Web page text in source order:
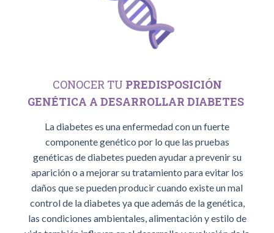
CONOCER TU PREDISPOSICIÓN
GENÉTICA A DESARROLLAR DIABETES
La diabetes es una enfermedad con un fuerte
componente genético por lo que las pruebas
genéticas de diabetes pueden ayudar a prevenir su
aparición o a mejorar su tratamiento para evitar los
daños que se pueden producir cuando existe un mal
control de la diabetes ya que además de la genética,
las condiciones ambientales, alimentación y estilo de